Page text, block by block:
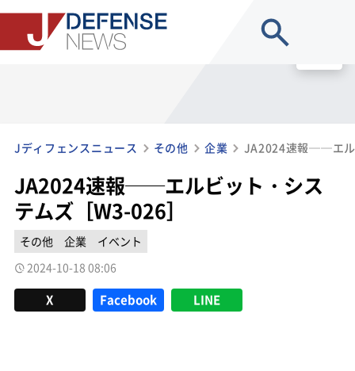
Jディフェンスニュース その他 企業
JA2024速報──エルビット・シス
テムズ［W3-026］
その他 企業
イベント
2024-10-18 08:06
X Facebook LINE